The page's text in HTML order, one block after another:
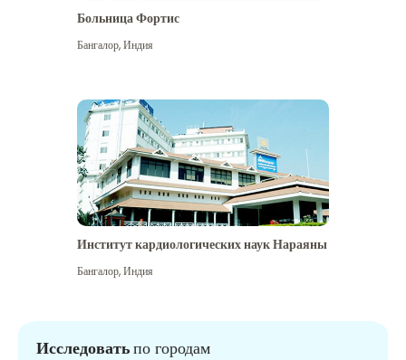
Больница Фортис
Бангалор,Индия
Институт кардиологических наук Нараяны
Бангалор,Индия
Исследоватьпо городам